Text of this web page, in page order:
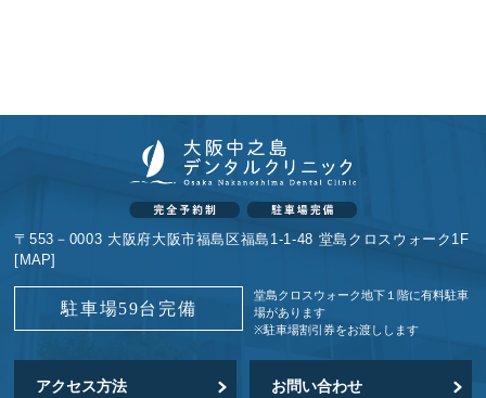
〒553－0003 大阪府大阪市福島区福島1-1-48 堂島クロスウォーク1F
[MAP]
駐車場59台完備
堂島クロスウォーク地下１階に有料駐車
場があります
※駐車場割引券をお渡しします
アクセス方法 お問い合わせ